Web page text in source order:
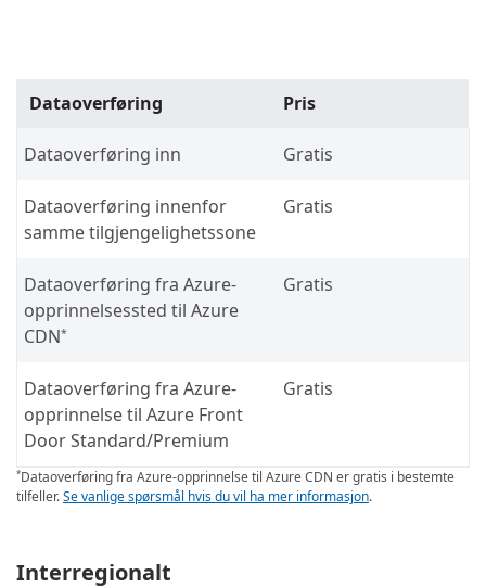
Dataoverføring Pris
Dataoverføring inn Gratis
Dataoverføring innenfor
samme tilgjengelighetssone
Gratis
Dataoverføring fra Azure-
opprinnelsessted til Azure
CDN*
Gratis
Dataoverføring fra Azure-
opprinnelse til Azure Front
Door Standard/Premium
Gratis
*Dataoverføring fra Azure-opprinnelse til Azure CDN er gratis i bestemte
tilfeller.Se vanlige spørsmål hvis du vil ha mer informasjon.
Interregionalt